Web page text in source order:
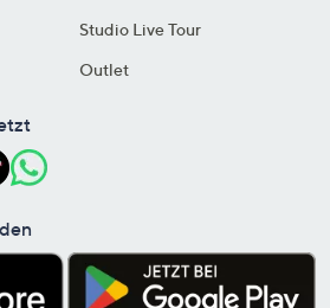
Studio Live Tour
Outlet